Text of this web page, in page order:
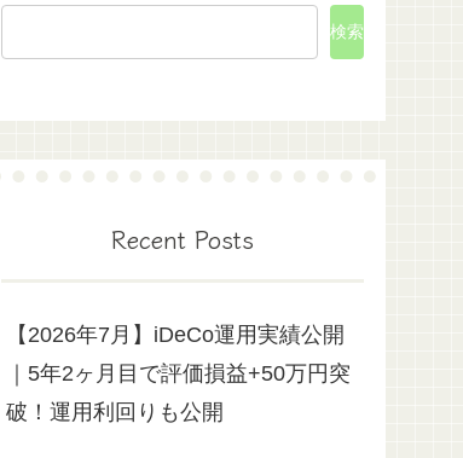
検索
Recent Posts
【2026年7月】iDeCo運用実績公開
｜5年2ヶ月目で評価損益+50万円突
破！運用利回りも公開